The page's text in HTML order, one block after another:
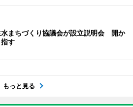
水まちづくり協議会が設立説明会 開か
す
もっと見る